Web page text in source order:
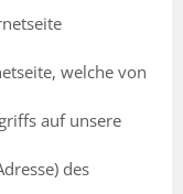
welche von
auf unsere
des